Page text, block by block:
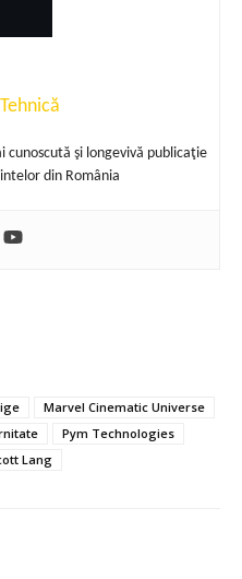
cunoscută şi longevivă publicaţie
din România
Marvel Cinematic Universe
Pym Technologies
Lang